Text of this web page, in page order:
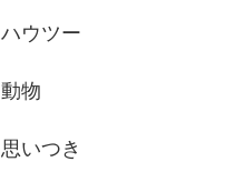
ハウツー
動物
思いつき